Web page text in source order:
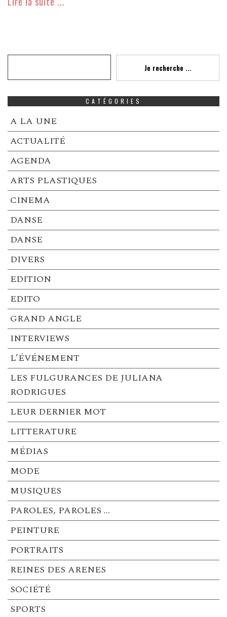
Je recherche ...
CATÉGORIES
A LA UNE
ACTUALITÉ
AGENDA
ARTS PLASTIQUES
CINEMA
DANSE
DANSE
DIVERS
EDITION
EDITO
GRAND ANGLE
INTERVIEWS
L’ÉVÉNEMENT
LES FULGURANCES DE JULIANA
RODRIGUES
LEUR DERNIER MOT
LITTERATURE
MÉDIAS
MODE
MUSIQUES
PAROLES, PAROLES …
PEINTURE
PORTRAITS
REINES DES ARENES
SOCIÉTÉ
SPORTS